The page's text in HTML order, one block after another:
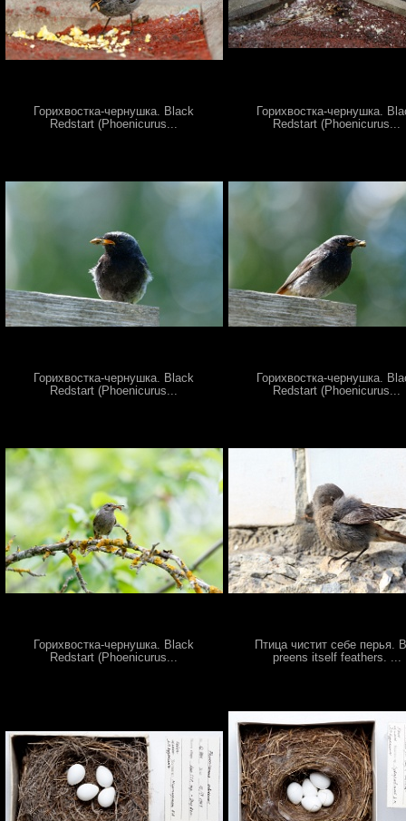
Горихвостка-чернушка. Black
Redstart (Phoenicurus...
Горихвостка-чернушка.
Redstart (Phoenicurus...
Горихвостка-чернушка. Black
Redstart (Phoenicurus...
Горихвостка-чернушка.
Redstart (Phoenicurus...
Горихвостка-чернушка. Black
Redstart (Phoenicurus...
Птица чистит себе перья.
preens itself feathers. ...